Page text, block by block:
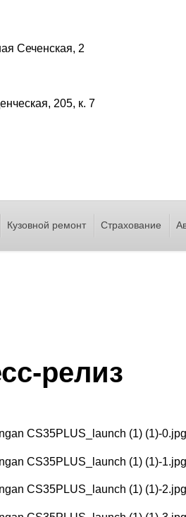
Сеченская, 2
205, к. 7
Кузовной ремонт Страхование
релиз